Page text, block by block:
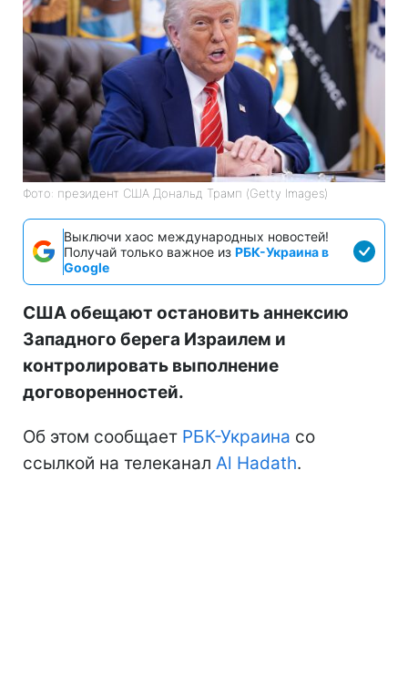
Фото: президент США Дональд Трамп (Getty Images)
Выключи хаос международных новостей!
Получай только важное из РБК-Украина в
Google
США обещают остановить аннексию
Западного берега Израилем и
контролировать выполнение
договоренностей.
Об этом сообщает РБК-Украина со
ссылкой на телеканал Al Hadath.